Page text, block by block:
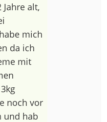
alt,
mich
da ich
mit
noch vor
und hab